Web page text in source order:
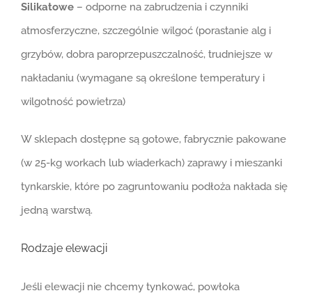
Silikatowe – odporne na zabrudzenia i czynniki
atmosferzyczne, szczególnie wilgoć (porastanie alg i
grzybów, dobra paroprzepuszczalność, trudniejsze w
nakładaniu (wymagane są określone temperatury i
wilgotność powietrza)
W sklepach dostępne są gotowe, fabrycznie pakowane
(w 25-kg workach lub wiaderkach) zaprawy i mieszanki
tynkarskie, które po zagruntowaniu podłoża nakłada się
jedną warstwą.
Rodzaje elewacji
Jeśli elewacji nie chcemy tynkować, powłoka